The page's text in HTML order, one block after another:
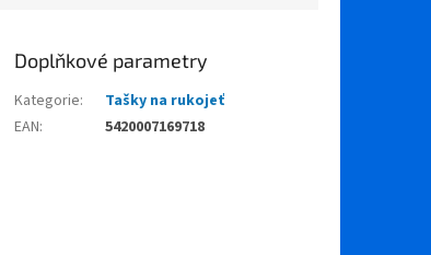
Doplňkové parametry
Kategorie:
Tašky na rukojeť
EAN: 5420007169718